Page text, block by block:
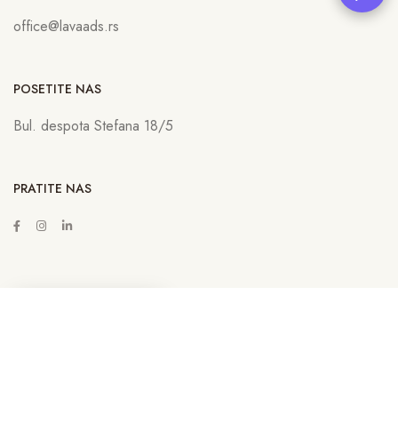
office@lavaads.rs
POSETITE NAS
Bul. despota Stefana 18/5
PRATITE NAS